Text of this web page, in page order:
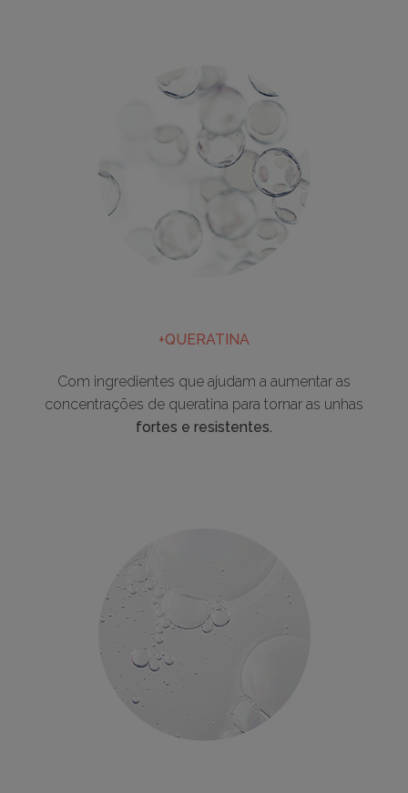
+QUERATINA
Com ingredientes que ajudam a aumentar as
concentrações de queratina para tornar as unhas
fortes e resistentes.